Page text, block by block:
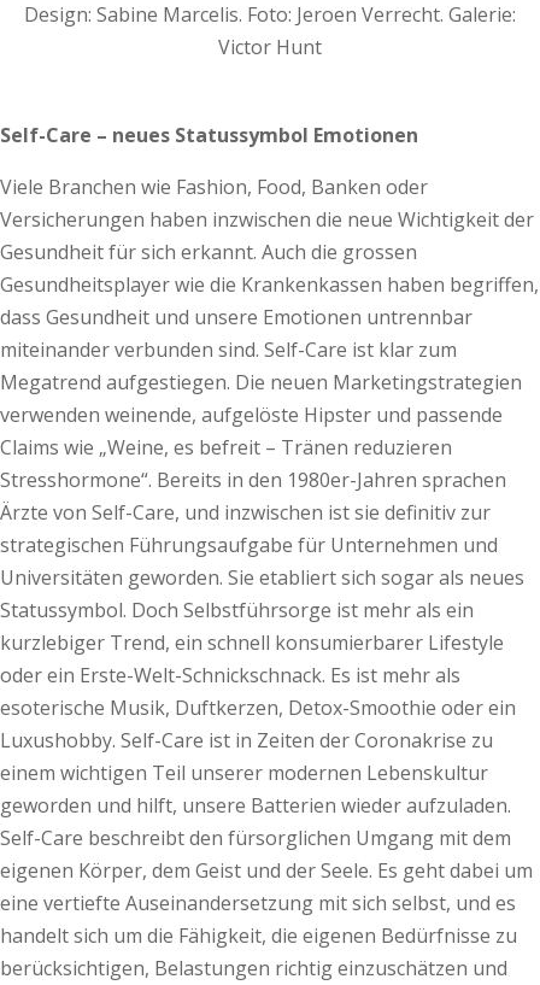
Design: Sabine Marcelis. Foto: Jeroen Verrecht. Galerie:
Victor Hunt
Self-Care – neues Statussymbol Emotionen
Viele Branchen wie Fashion, Food, Banken oder
Versicherungen haben inzwischen die neue Wichtigkeit der
Gesundheit für sich erkannt. Auch die grossen
Gesundheitsplayer wie die Krankenkassen haben begriffen,
dass Gesundheit und unsere Emotionen untrennbar
miteinander verbunden sind. Self-Care ist klar zum
Megatrend aufgestiegen. Die neuen Marketingstrategien
verwenden weinende, aufgelöste Hipster und passende
Claims wie „Weine, es befreit – Tränen reduzieren
Stresshormone“. Bereits in den 1980er-Jahren sprachen
Ärzte von Self-Care, und inzwischen ist sie definitiv zur
strategischen Führungsaufgabe für Unternehmen und
Universitäten geworden. Sie etabliert sich sogar als neues
Statussymbol. Doch Selbstführsorge ist mehr als ein
kurzlebiger Trend, ein schnell konsumierbarer Lifestyle
oder ein Erste-Welt-Schnickschnack. Es ist mehr als
esoterische Musik, Duftkerzen, Detox-Smoothie oder ein
Luxushobby. Self-Care ist in Zeiten der Coronakrise zu
einem wichtigen Teil unserer modernen Lebenskultur
geworden und hilft, unsere Batterien wieder aufzuladen.
Self-Care beschreibt den fürsorglichen Umgang mit dem
eigenen Körper, dem Geist und der Seele. Es geht dabei um
eine vertiefte Auseinandersetzung mit sich selbst, und es
handelt sich um die Fähigkeit, die eigenen Bedürfnisse zu
berücksichtigen, Belastungen richtig einzuschätzen und